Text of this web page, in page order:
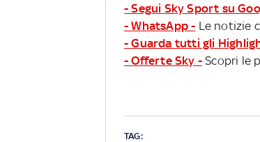
- Segui Sky Sport su
- WhatsApp - Le notizie
- Guarda tutti gli
- Offerte Sky - Scopri le
TAG: